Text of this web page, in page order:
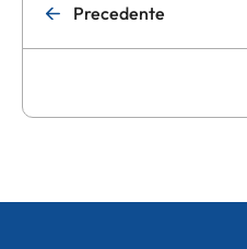
Precedente